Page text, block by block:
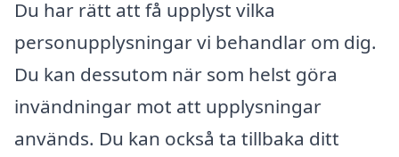
Du har rätt att få upplyst vilka
personupplysningar vi behandlar om dig.
Du kan dessutom när som helst göra
invändningar mot att upplysningar
används. Du kan också ta tillbaka ditt